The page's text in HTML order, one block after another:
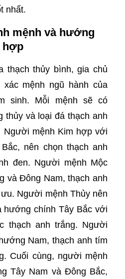
nhất.
mệnh và hướng
hợp
thạch thủy bình, gia chủ
mệnh ngũ hành của
sinh. Mỗi mệnh sẽ có
thủy và loại đá thạch anh
Người mệnh Kim hợp với
nên chọn thạch anh
đen. Người mệnh Mộc
và Đông Nam, thạch anh
Người mệnh Thủy nên
chính Tây Bắc với
thạch anh trắng. Người
Nam, thạch anh tím
Cuối cùng, người mệnh
Tây Nam và Đông Bắc,